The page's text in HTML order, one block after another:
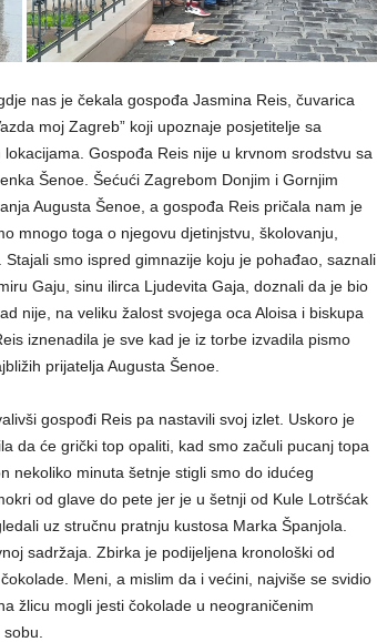
nas je čekala gospođa Jasmina Reis, čuvarica
moj Zagreb” koji upoznaje posjetitelje sa
Gospođa Reis nije u krvnom srodstvu sa
Šenoe. Šećući Zagrebom Donjim i Gornjim
Augusta Šenoe, a gospođa Reis pričala nam je
mnogo toga o njegovu djetinjstvu, školovanju,
smo ispred gimnazije koju je pohađao, saznali
Gaju, sinu ilirca Ljudevita Gaja, doznali da je bio
nije, na veliku žalost svojega oca Aloisa i biskupa
iznenadila je sve kad je iz torbe izvadila pismo
prijatelja Augusta Šenoe.
gospođi Reis pa nastavili svoj izlet. Uskoro je
da će grički top opaliti, kad smo začuli pucanj topa
nekoliko minuta šetnje stigli smo do idućeg
od glave do pete jer je u šetnji od Kule Lotršćak
uz stručnu pratnju kustosa Marka Španjola.
sadržaja. Zbirka je podijeljena kronološki od
Meni, a mislim da i većini, najviše se svidio
žlicu mogli jesti čokolade u neograničenim